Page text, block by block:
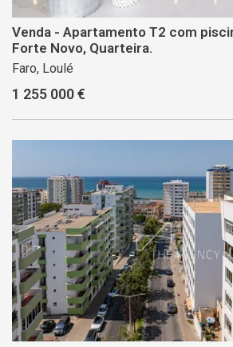
Venda - Apartamento T2 com
Forte Novo, Quarteira.
Faro, Loulé
1 255 000 €